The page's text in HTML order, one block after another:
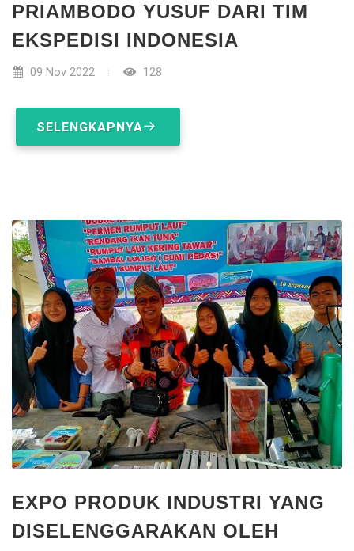
PRIAMBODO YUSUF DARI TIM
EKSPEDISI INDONESIA
09 Nov 2022 128
SELENGKAPNYA
EXPO PRODUK INDUSTRI YANG
DISELENGGARAKAN OLEH